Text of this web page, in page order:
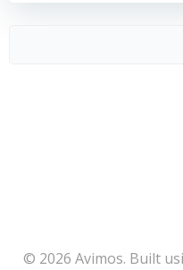
© 2026 Avimos. Built